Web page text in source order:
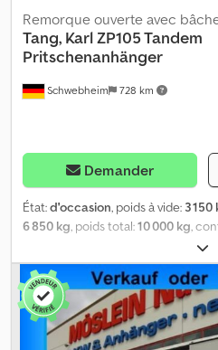
Schwebheim 728 km
Remorque ouverte avec
Tang, KarlZP105 Tandem
Pritschenanhänger
Demander
État:d'occasion, poids à vide: 3 150
6 850 kg, poids total:10 000 kg,
03/2002
chargement:7 320 mm, largeur de
mm, volume de l'espace de
dimension des pneus:
235/75R17,5,
couleur:autre, type d'engrenage:
235/75R17,5, taille de pneu arrière: